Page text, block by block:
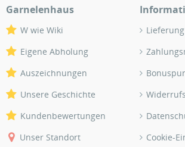
Garnelenhaus
W wie Wiki
Eigene Abholung
Auszeichnungen
Unsere Geschichte
Kundenbewertungen
Unser Standort
Cookie-